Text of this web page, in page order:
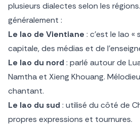
plusieurs dialectes selon les
généralement :
Le lao de Vientiane : c’est le lao
capitale, des médias et de
Le lao du nord : parlé autour de
Namtha et Xieng Khouang.
chantant.
Le lao du sud : utilisé du côté de
propres expressions et tournures.